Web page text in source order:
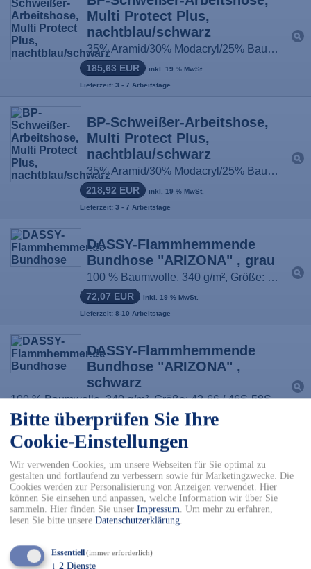
Bitte überprüfen Sie Ihre
Cookie-Einstellungen
Wir verwenden Cookies, um unsere Webseiten für Sie optimal zu
gestalten und fortlaufend zu verbessern sowie für Marketingzwecke. Die
Cookies werden zur Personalisierung von Anzeigen verwendet. Hier
können Sie einsehen und anpassen, welche Information wir über Sie
sammeln. Hier finden Sie unser Impressum. Um mehr zu erfahren,
lesen Sie bitte unsere Datenschutzerklärung.
Essentiell(immer erforderlich)
↓ 2 Dienste
Multi Protect Plus,
nachtblau/schwarz
35% Aramid/30% Modacryl/25% Baumwolle/9% Polyamid/1% antistatische Fasern, ca. 245g/m², Größe: 44N-64N / 48L-56L / 48S-58S
185,63 EUR inkl. 19 % MwSt.
Lieferzeit: 3 - 7 Arbeitstage
BP-Schweißer-Arbeitshose,
Multi Protect Plus,
nachtblau/schwarz
35% Aramid/30% Modacryl/25% Baumwolle/9% Polyamid/1% antistatische Fasern, ca. 245g/m², Größe: 44N-64N / 48L-56L / 48S-58S
218,92 EUR inkl. 19 % MwSt.
Lieferzeit: 3 - 7 Arbeitstage
DASSY-Flammhemmende
Bundhose "ARIZONA" , grau
100 % Baumwolle, 340 g/m², Größe: 42-66 / 46S-58S
72,07 EUR inkl. 19 % MwSt.
Lieferzeit: 8-10 Arbeitstage
DASSY-Flammhemmende
Bundhose "ARIZONA" ,
schwarz
100 % Baumwolle, 340 g/m², Größe: 42-66 / 46S-58S
72,07 EUR inkl. 19 % MwSt.
Lieferzeit: 8-10 Arbeitstage
ROFA-Bundhose, Pro-Line,
marine/kornblau
78% Baumwolle, 20% Polyamid, 2% sonstige Fasern, ca. 400 g/m², Größe: 23-29, 44-66, 90-114
ab 151,86 EUR inkl. 19 % MwSt.